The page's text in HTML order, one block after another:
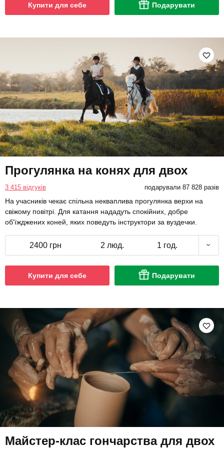
Купити для себе Подарувати
Прогулянка на конях для двох
3 415 відгуків подарували 87 828 разів
На учасників чекає спільна некваплива прогулянка верхи на
свіжому повітрі. Для катання нададуть спокійних, добре
об'їжджених коней, яких поведуть інструктори за вуздечки.
2400 грн 2 люд. 1 год.
Купити для себе Подарувати
Майстер-клас гончарства для двох